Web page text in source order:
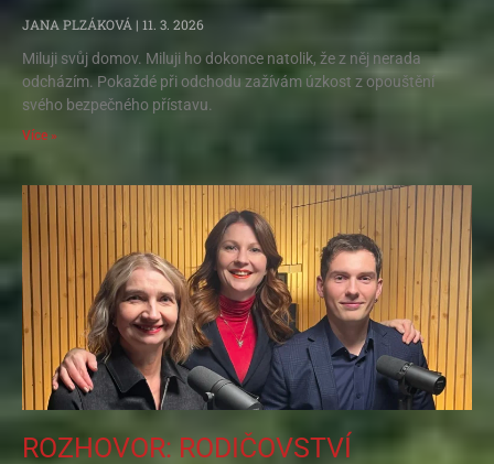
JANA PLZÁKOVÁ
11. 3. 2026
Miluji svůj domov. Miluji ho dokonce natolik, že z něj nerada
odcházím. Pokaždé při odchodu zažívám úzkost z opouštění
svého bezpečného přístavu.
Více »
ROZHOVOR: RODIČOVSTVÍ